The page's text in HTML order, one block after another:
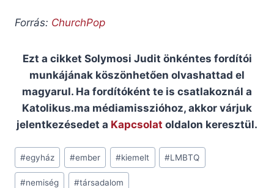
Forrás: ChurchPop
Ezt a cikket Solymosi Judit önkéntes fordítói
munkájának köszönhetően olvashattad el
magyarul. Ha fordítóként te is csatlakoznál a
Katolikus.ma médiamisszióhoz, akkor várjuk
jelentkezésedet a Kapcsolat oldalon keresztül.
Post
Tags:
#egyház #ember #kiemelt #LMBTQ
#nemiség #társadalom